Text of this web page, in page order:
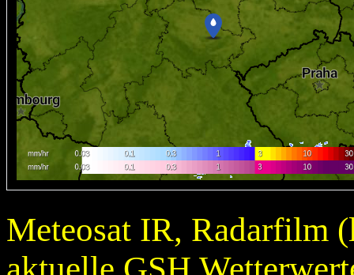
Meteosat IR, Radarfilm